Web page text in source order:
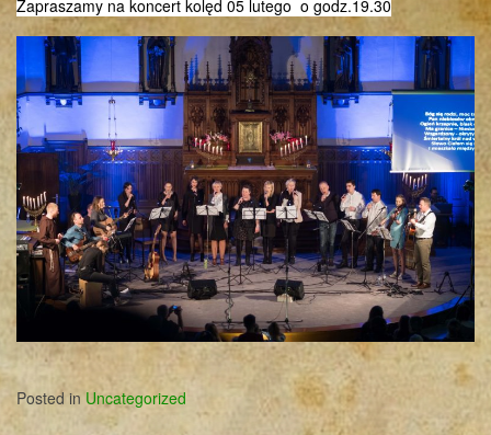
Zapraszamy na koncert kolęd 05 lutego o godz.19.30
Posted inUncategorized